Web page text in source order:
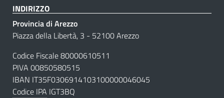
INDIRIZZO
Provincia di Arezzo
Piazza della Libertà, 3 - 52100 Arezzo
Codice Fiscale 80000610511
PIVA 00850580515
IBAN IT35F0306914103100000046045
Codice IPA IGT3BQ